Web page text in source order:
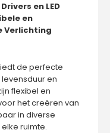
en LED
en
Verlichting
de perfecte
en
flexibel en
het creëren van
in diverse
ruimte.